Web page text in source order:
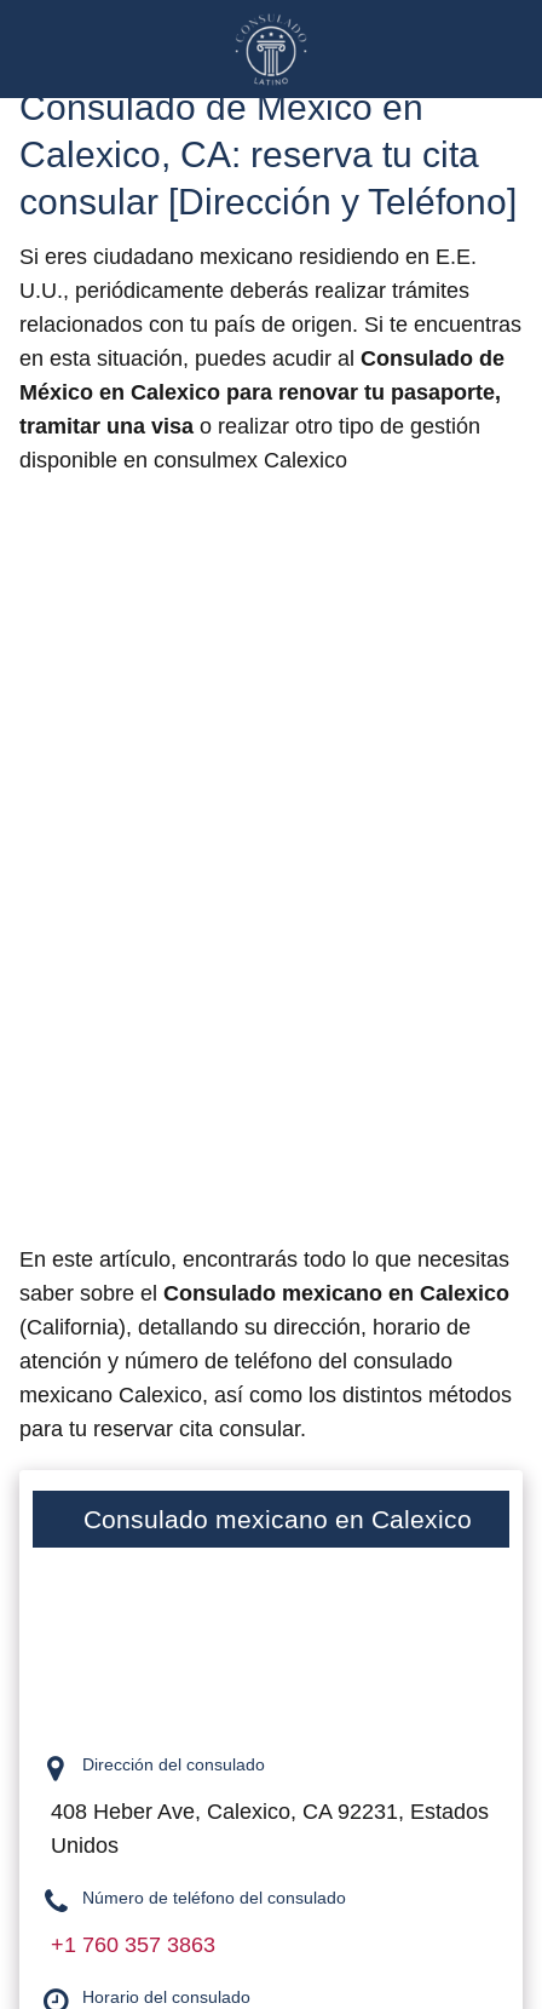
Consulado de México en
Calexico, CA: reserva tu cita
consular [Dirección y Teléfono]
Si eres ciudadano mexicano residiendo en E.E.
U.U., periódicamente deberás realizar trámites
relacionados con tu país de origen. Si te encuentras
en esta situación, puedes acudir al Consulado de
México en Calexico para renovar tu pasaporte,
tramitar una visa o realizar otro tipo de gestión
disponible en consulmex Calexico
En este artículo, encontrarás todo lo que necesitas
saber sobre el Consulado mexicano en Calexico
(California), detallando su dirección, horario de
atención y número de teléfono del consulado
mexicano Calexico, así como los distintos métodos
para tu reservar cita consular.
Consulado mexicano en Calexico
Dirección del consulado
408 Heber Ave, Calexico, CA 92231, Estados
Unidos
Número de teléfono del consulado
+1 760 357 3863
Horario del consulado